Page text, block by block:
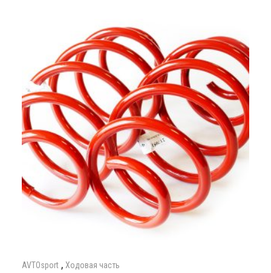
AVTOsport , Ходовая часть